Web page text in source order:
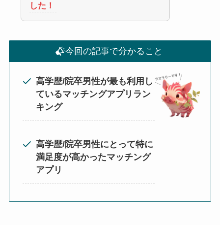
した！
今回の記事で分かること
高学歴/院卒男性が最も利用し
ているマッチングアプリラン
キング
高学歴/院卒男性にとって特に
満足度が高かったマッチング
アプリ